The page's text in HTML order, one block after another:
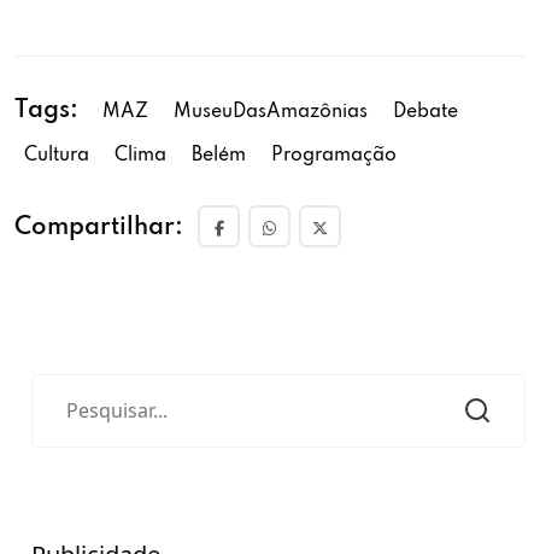
Tags: MAZ MuseuDasAmazônias Debate
Cultura Clima Belém Programação
Compartilhar: